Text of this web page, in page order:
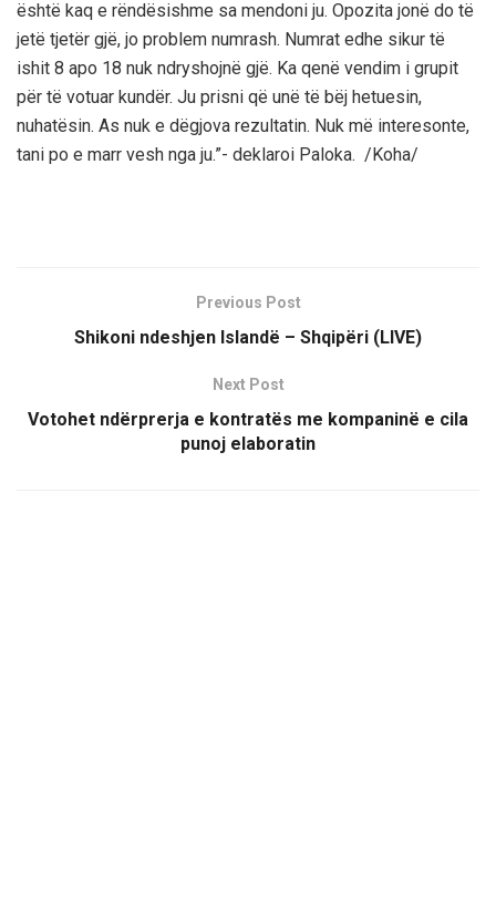
është kaq e rëndësishme sa mendoni ju. Opozita jonë do të
jetë tjetër gjë, jo problem numrash. Numrat edhe sikur të
ishit 8 apo 18 nuk ndryshojnë gjë. Ka qenë vendim i grupit
për të votuar kundër. Ju prisni që unë të bëj hetuesin,
nuhatësin. As nuk e dëgjova rezultatin. Nuk më interesonte,
tani po e marr vesh nga ju.”- deklaroi Paloka. /Koha/
Previous Post
Shikoni ndeshjen Islandë – Shqipëri (LIVE)
Next Post
Votohet ndërprerja e kontratës me kompaninë e cila
punoj elaboratin